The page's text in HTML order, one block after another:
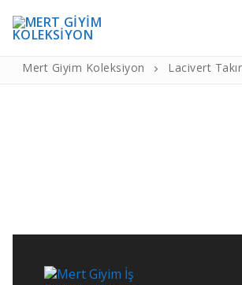
Cerrahi Bone
Likralı Pantolon
Lacivert Takım
Mert Giyim Koleksiyon Lacivert